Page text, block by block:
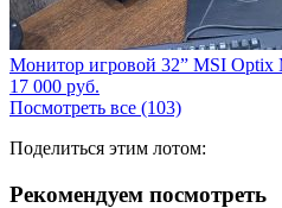
Монитор игровой 32” MSI Optix
17 000 руб.
Посмотреть все (103)
Поделиться этим лотом:
Рекомендуем посмотреть